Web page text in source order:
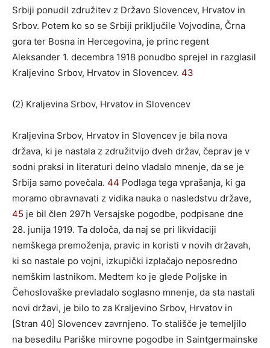
Srbiji ponudil združitev z Državo Slovencev, Hrvatov in
Srbov. Potem ko so se Srbiji priključile Vojvodina, Črna
gora ter Bosna in Hercegovina, je princ regent
Aleksander 1. decembra 1918 ponudbo sprejel in razglasil
Kraljevino Srbov, Hrvatov in Slovencev. 43
(2) Kraljevina Srbov, Hrvatov in Slovencev
Kraljevina Srbov, Hrvatov in Slovencev je bila nova
država, ki je nastala z združitvijo dveh držav, čeprav je v
sodni praksi in literaturi delno vladalo mnenje, da se je
Srbija samo povečala. 44 Podlaga tega vprašanja, ki ga
moramo obravnavati z vidika nauka o nasledstvu države,
45 je bil člen 297h Versajske pogodbe, podpisane dne
28. junija 1919. Ta določa, da naj se pri likvidaciji
nemškega premoženja, pravic in koristi v novih državah,
ki so nastale po vojni, izkupički izplačajo neposredno
nemškim lastnikom. Medtem ko je glede Poljske in
Čehoslovaške prevladalo soglasno mnenje, da sta nastali
novi državi, je bilo to za Kraljevino Srbov, Hrvatov in
[Stran 40] Slovencev zavrnjeno. To stališče je temeljilo
na besedilu Pariške mirovne pogodbe in Saintgermainske